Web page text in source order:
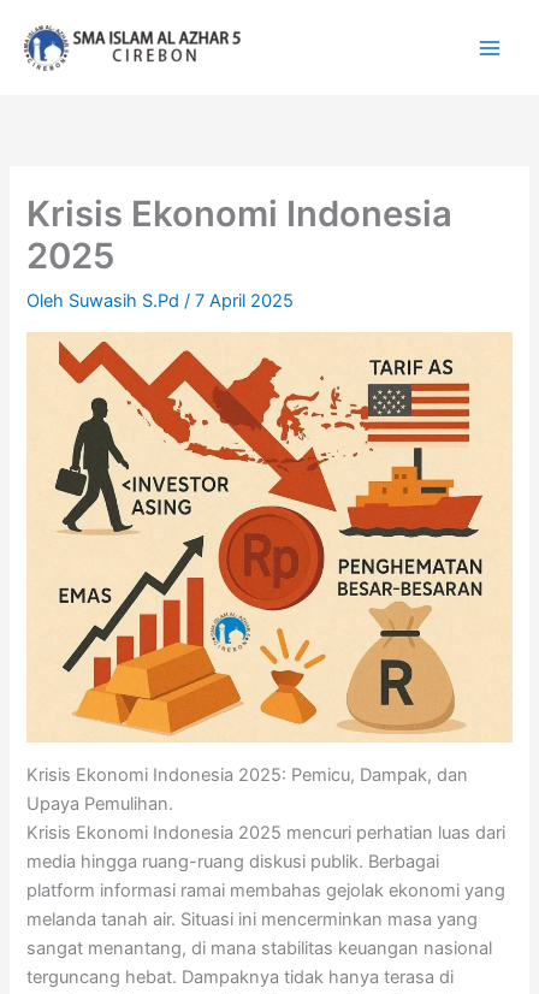
konten
Krisis Ekonomi Indonesia
2025
Oleh Suwasih S.Pd/7 April 2025
Krisis Ekonomi Indonesia 2025: Pemicu, Dampak, dan
Upaya Pemulihan.
Krisis Ekonomi Indonesia 2025 mencuri perhatian luas dari
media hingga ruang-ruang diskusi publik. Berbagai
platform informasi ramai membahas gejolak ekonomi yang
melanda tanah air. Situasi ini mencerminkan masa yang
sangat menantang, di mana stabilitas keuangan nasional
terguncang hebat. Dampaknya tidak hanya terasa di